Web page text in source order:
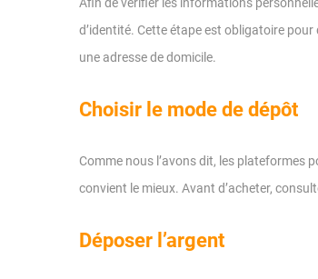
d’identité. Cette étape est obligatoire
une adresse de domicile.
Choisir le mode de dépôt
Comme nous l’avons dit, les plateformes
convient le mieux. Avant d’acheter,
Déposer l’argent